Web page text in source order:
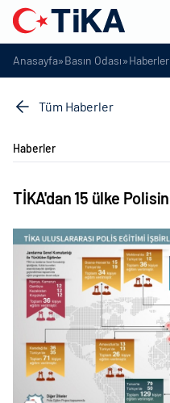
Anasayfa»Basın Odası»Haberler
Tüm Haberler
Haberler
TİKA'dan 15 ülke